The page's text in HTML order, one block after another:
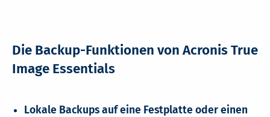
Die Backup-Funktionen von Acronis True
Image Essentials
Lokale Backups auf eine Festplatte oder einen